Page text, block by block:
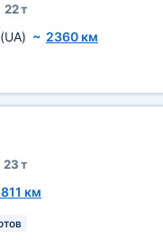
22 т
(UA) ~ 2360 км
23 т
км